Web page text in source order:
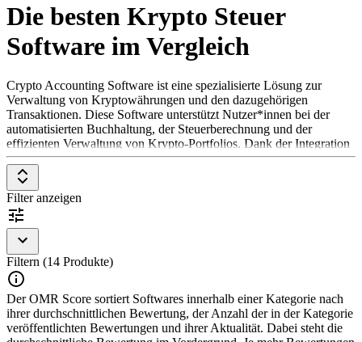
Die besten Krypto Steuer
Software im Vergleich
Crypto Accounting Software ist eine spezialisierte Lösung zur
Verwaltung von Kryptowährungen und den dazugehörigen
Transaktionen. Diese Software unterstützt Nutzer*innen bei der
automatisierten Buchhaltung, der Steuerberechnung und der
effizienten Verwaltung von Krypto-Portfolios. Dank der Integration
in Wallets, Börsen und Blockchain-Dienste können Daten
automatisch importiert und Transaktionen präzise erfasst werden.
Crypto Accounting Software ist ideal für Unternehmen und
Einzelpersonen, die digitale Vermögenswerte nutzen,
Kryptowährungszahlungen tätigen oder handeln. Sie bietet
hilfreiche Funktionen wie Echtzeitkurse, Portfoliomanagement und
umfangreiche Berichte, um die Buchhaltungsprozesse zu
vereinfachen.
Um in der Kategorie Crypto Accounting Software aufgenommen zu
werden, sollte eine Lösung folgende Features und Eigenschaften
aufweisen:
Filter anzeigen
Filtern (14 Produkte)
Der OMR Score sortiert Softwares innerhalb einer Kategorie nach
ihrer durchschnittlichen Bewertung, der Anzahl der in der Kategorie
veröffentlichten Bewertungen und ihrer Aktualität. Dabei steht die